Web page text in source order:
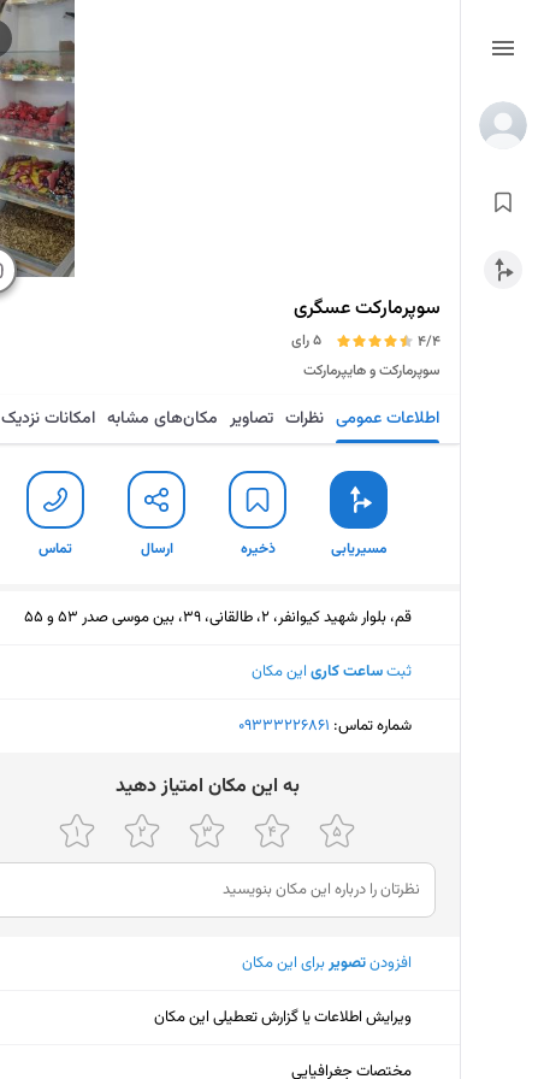
سوپرمارکت عسگری
4/4
5 رای
سوپرمارکت و هایپرمارکت
اطلاعات عمومی نظرات تصاویر مکان‌های مشابه امکانات نزدیک
مسیریابی ذخیره ارسال تماس
قم، بلوار شهید کیوانفر، 2، طالقانی، 39، بین موسی صدر 53 و 55
ثبتساعت کاری این مکان
شماره تماس: ‎09333226861
ﺑﻪ اﯾﻦ ﻣﮑﺎن اﻣﺘﯿﺎز دﻫﯿﺪ
افزودنتصویربرای این مکان
ویرایش اطلاعات یا گزارش تعطیلی این مکان
مختصات جغرافیایی